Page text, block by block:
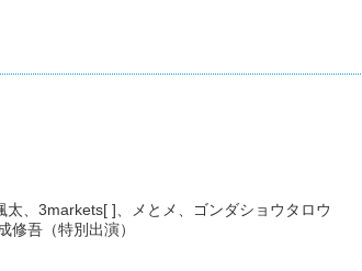
、3markets[ ]、メとメ、ゴンダショウタロウ
吾（特別出演）